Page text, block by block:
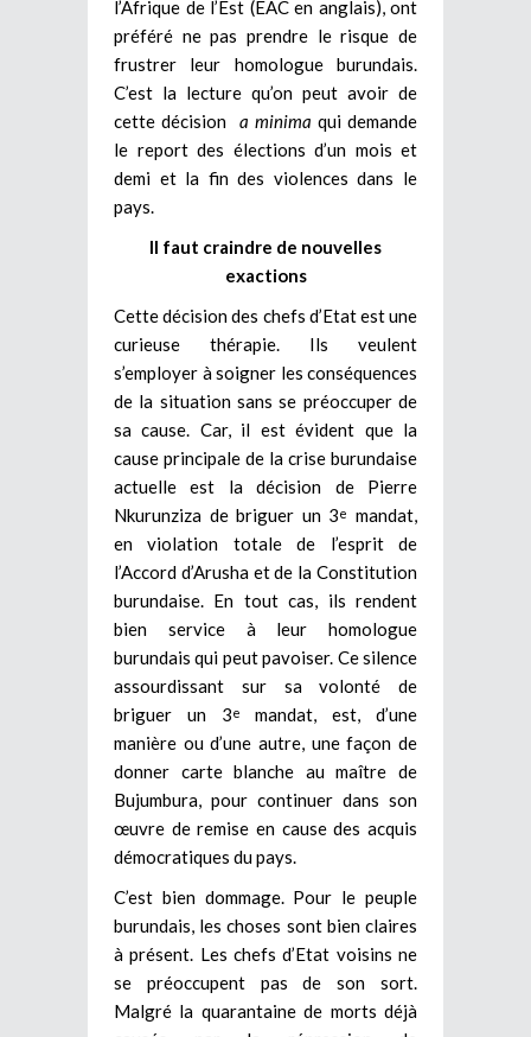
l’Afrique de l’Est (EAC en anglais), ont
préféré ne pas prendre le risque de
frustrer leur homologue burundais.
C’est la lecture qu’on peut avoir de
cette décision a minima qui demande
le report des élections d’un mois et
demi et la fin des violences dans le
pays.
Il faut craindre de nouvelles
exactions
Cette décision des chefs d’Etat est une
curieuse thérapie. Ils veulent
s’employer à soigner les conséquences
de la situation sans se préoccuper de
sa cause. Car, il est évident que la
cause principale de la crise burundaise
actuelle est la décision de Pierre
Nkurunziza de briguer un 3e
mandat,
en violation totale de l’esprit de
l’Accord d’Arusha et de la Constitution
burundaise. En tout cas, ils rendent
bien service à leur homologue
burundais qui peut pavoiser. Ce silence
assourdissant sur sa volonté de
briguer un 3e
mandat, est, d’une
manière ou d’une autre, une façon de
donner carte blanche au maître de
Bujumbura, pour continuer dans son
œuvre de remise en cause des acquis
démocratiques du pays.
C’est bien dommage. Pour le peuple
burundais, les choses sont bien claires
à présent. Les chefs d’Etat voisins ne
se préoccupent pas de son sort.
Malgré la quarantaine de morts déjà